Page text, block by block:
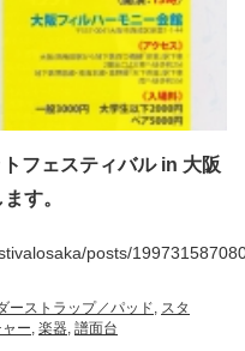
フェスティバル in 大阪
す。
posts/
ーストラップ／パッド
スタ
ー 楽器 譜面台